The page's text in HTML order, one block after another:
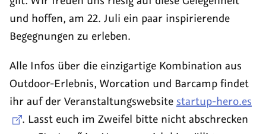
und hoffen, am 22. Juli ein paar inspirierende
Begegnungen zu erleben.
Alle Infos über die einzigartige Kombination aus
Outdoor-Erlebnis, Worcation und Barcamp findet
ihr auf der Veranstaltungswebsite startup-hero.es
. Lasst euch im Zweifel bitte nicht abschrecken